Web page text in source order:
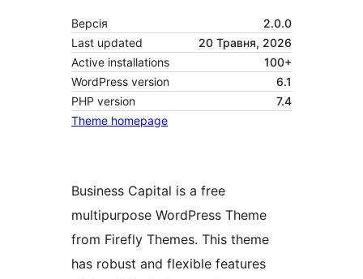
Версія
2.0.0
Last updated
20 Травня, 2026
Active installations
100+
WordPress version
6.1
PHP version
7.4
Theme homepage
Business Capital is a free
multipurpose WordPress Theme
from Firefly Themes. This theme
has robust and flexible features